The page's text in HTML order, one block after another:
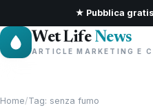
★ Pubblica
Wet Life News
ARTICLE MARKETING E
Home/Tag: senza fumo